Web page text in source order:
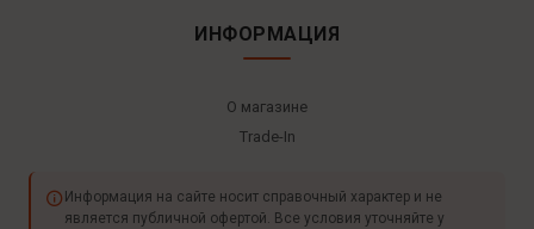
ИНФОРМАЦИЯ
О магазине
Trade-In
Информация на сайте носит справочный характер и не
является публичной офертой. Все условия уточняйте у